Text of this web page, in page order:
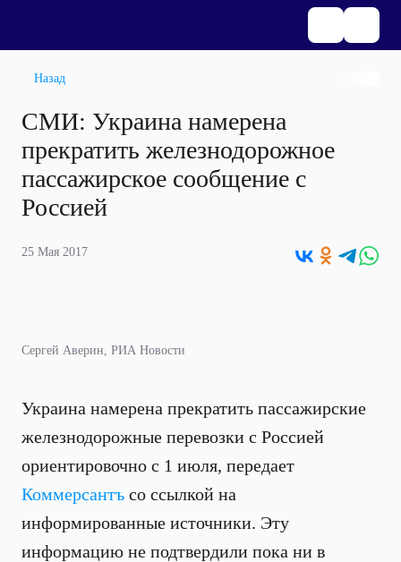
Назад
СМИ: Украина намерена
прекратить железнодорожное
пассажирское сообщение с
Россией
25 Мая 2017
Сергей Аверин, РИА Новости
Украина намерена прекратить пассажирские
железнодорожные перевозки с Россией
ориентировочно с 1 июля, передает
Коммерсантъ со ссылкой на
информированные источники. Эту
информацию не подтвердили пока ни в